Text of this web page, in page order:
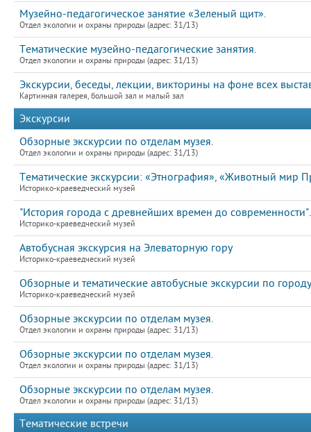
Музейно-педагогическое занятие «Зеленый щит».
Отдел экологии и охраны природы (адрес: 31/13)
Тематические музейно-педагогические занятия.
Отдел экологии и охраны природы (адрес: 31/13)
Экскурсии, беседы, лекции, викторины на фоне всех
Картинная галерея, большой зал и малый зал
Экскурсии
Обзорные экскурсии по отделам музея.
Отдел экологии и охраны природы (адрес: 31/13)
Тематические экскурсии: «Этнография», «Животный мир
Историко-краеведческий музей
"История города с древнейших времен до современности".
Историко-краеведческий музей
Автобусная экскурсия на Элеваторную гору
Историко-краеведческий музей
Обзорные и тематические автобусные экскурсии по городу
Историко-краеведческий музей
Обзорные экскурсии по отделам музея.
Отдел экологии и охраны природы (адрес: 31/13)
Обзорные экскурсии по отделам музея.
Отдел экологии и охраны природы (адрес: 31/13)
Обзорные экскурсии по отделам музея.
Отдел экологии и охраны природы (адрес: 31/13)
Тематические встречи